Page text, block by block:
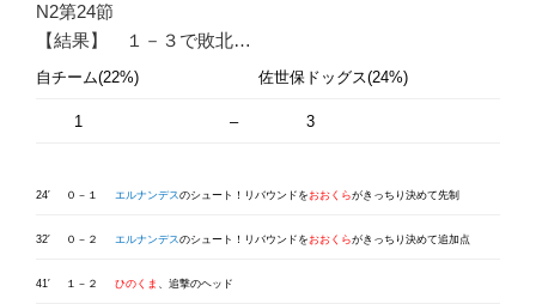
N2第24節
【結果】 １－３で敗北…
自チーム(22%) 佐世保ドッグス(24%)
1 – 3
24′ ０－１ エルナンデス のシュート！リバウンドを おおくらがきっちり決めて先制
32′ ０－２ エルナンデス のシュート！リバウンドを おおくらがきっちり決めて追加点
41′ １－２ ひのくま 、追撃のヘッド